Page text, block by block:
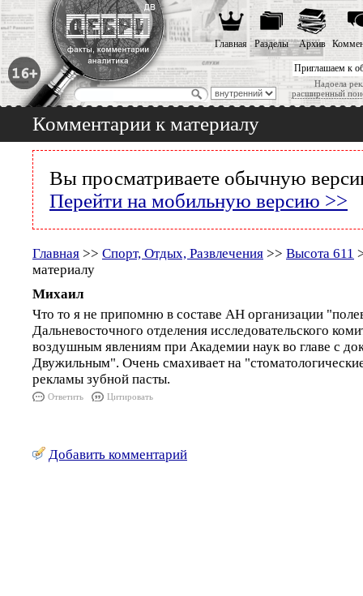
Приглашаем к
Надоела
расширенный
Главная Разделы Архив
Комментарии к материалу
Вы просматриваете обычную
Перейти на мобильную версию >>
Главная >> Спорт, Отдых, Развлечения >> Высота 611
материалу
Михаил
Что то я не припомню в составе АН организации
Дальневосточного отделения исследовательского
воздушным явлениям при Академии наук во главе с
Двужильным". Очень смахивает на
рекламы зубной пасты.
Ответить Цитировать
Добавить комментарий